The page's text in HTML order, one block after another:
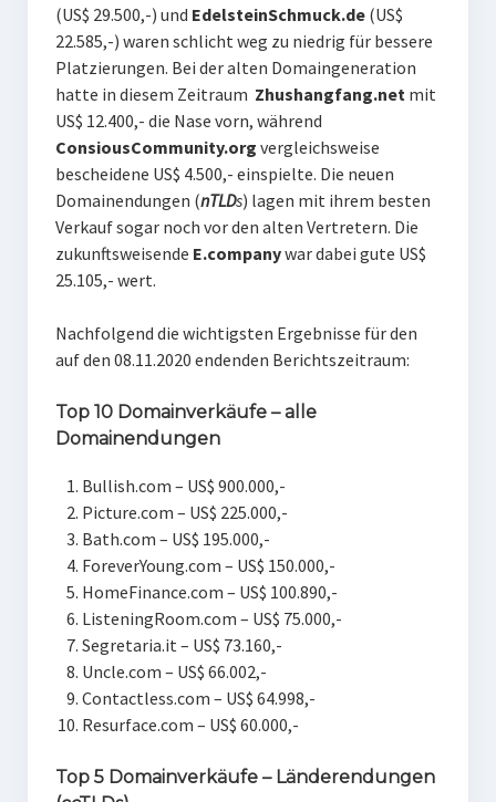
(US$ 29.500,-) und EdelsteinSchmuck.de(US$
22.585,-) waren schlicht weg zu niedrig für bessere
Platzierungen. Bei der alten Domaingeneration
hatte in diesem Zeitraum Zhushangfang.net mit
US$ 12.400,- die Nase vorn, während
ConsiousCommunity.org vergleichsweise
bescheidene US$ 4.500,- einspielte. Die neuen
Domainendungen (nTLDs) lagen mit ihrem besten
Verkauf sogar noch vor den alten Vertretern. Die
zukunftsweisende E.companywar dabei gute US$
25.105,- wert.
Nachfolgend die wichtigsten Ergebnisse für den
auf den 08.11.2020 endenden Berichtszeitraum:
Top 10 Domainverkäufe – alle
Domainendungen
Bullish.com – US$ 900.000,-
Picture.com – US$ 225.000,-
Bath.com – US$ 195.000,-
ForeverYoung.com – US$ 150.000,-
HomeFinance.com – US$ 100.890,-
ListeningRoom.com – US$ 75.000,-
Segretaria.it – US$ 73.160,-
Uncle.com – US$ 66.002,-
Contactless.com – US$ 64.998,-
Resurface.com – US$ 60.000,-
Top 5 Domainverkäufe – Länderendungen